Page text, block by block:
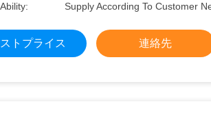
Supply According To Customer
トプライス 連絡先